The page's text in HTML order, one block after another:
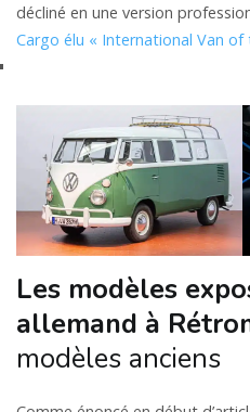
décliné en une version
Cargo élu « International Van of
Les modèles
allemand à
modèles anciens